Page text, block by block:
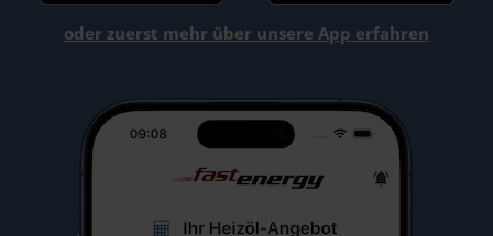
oder zuerst mehr über unsere App erfahren